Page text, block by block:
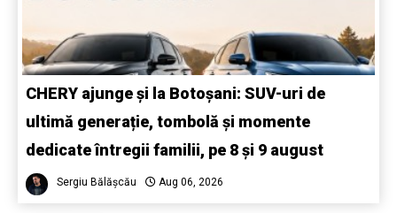
CHERY ajunge și la Botoșani: SUV-uri de
ultimă generație, tombolă și momente
dedicate întregii familii, pe 8 și 9 august
Sergiu Bălășcău Aug 06, 2026